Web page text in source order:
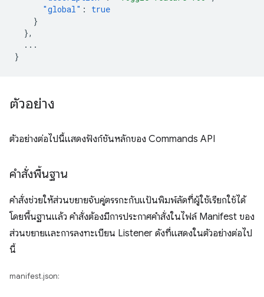
"global" :
true
}
},
...
}
ตัวอย่าง
ตัวอย่างต่อไปนี้แสดงฟังก์ชันหลักของ Commands API
คำสั่งพื้นฐาน
คำสั่งช่วยให้ส่วนขยายจับคู่ตรรกะกับแป้นพิมพ์ลัดที่ผู้ใช้เรียกใช้ได้
โดยพื้นฐานแล้ว คำสั่งต้องมีการประกาศคำสั่งในไฟล์ Manifest ของ
ส่วนขยายและการลงทะเบียน Listener ดังที่แสดงในตัวอย่างต่อไป
นี้
manifest.json: